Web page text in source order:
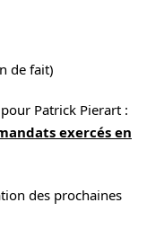
de fait)
Patrick Pierart :
exercés en
des prochaines